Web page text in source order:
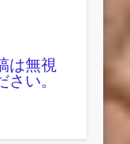
は無視
い。